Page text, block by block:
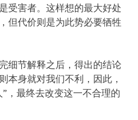
受害者。这样想的最大好处
但代价则是为此势必要牺牲
细节解释之后，得出的结论
本身就对我们不利，因此，
，最终去改变这一不合理的